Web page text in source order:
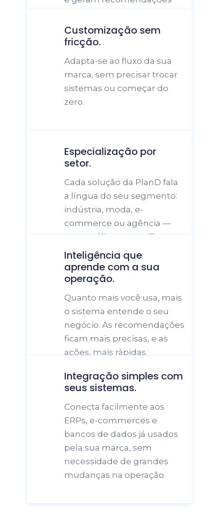
mais clareza.
Customização sem
fricção.
Adapta-se ao fluxo da sua
marca, sem precisar trocar
sistemas ou começar do
Especialização por
setor.
Cada solução da PlanD fala
a língua do seu segmento:
indústria, moda, e-
commerce ou agência —
com análises específicas e
aplicadas, sem
generalizações.
Inteligência que
aprende com a sua
operação.
Quanto mais você usa, mais
o sistema entende o seu
negócio. As recomendações
ficam mais precisas, e as
ações, mais rápidas.
Integração simples com
seus sistemas.
Conecta facilmente aos
ERPs, e-commerces e
bancos de dados já usados
pela sua marca, sem
necessidade de grandes
mudanças na operação.